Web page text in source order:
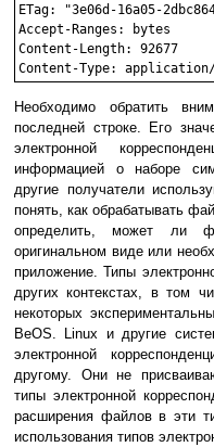
ETag: "3e06d-16a05-
Accept-Ranges: bytes
Content-Length: 92677
Необходимо обратить
последней строке. Его
электронной
информацией о наборе
другие получатели
понять, как обрабатывать
определить, может ли
оригинальном виде или
приложение. Типы
других контекстах, в том
некоторых
BeOS. Linux и другие
электронной
другому. Они не
типы электронной
расширения файлов в эти
использования типов